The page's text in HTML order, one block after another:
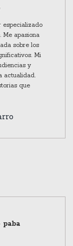
televisión, lo
dando el
su
especializado
Me apasiona
sobre los
Mi
y
actualidad.
que